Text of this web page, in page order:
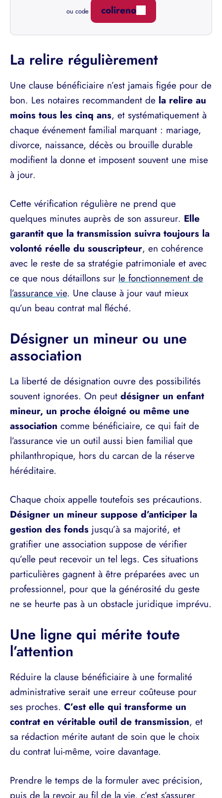
ou code colireno
La relire régulièrement
Une clause bénéficiaire n’est jamais figée pour de
bon. Les notaires recommandent de la relire au
moins tous les cinq ans, et systématiquement à
chaque événement familial marquant : mariage,
divorce, naissance, décès ou brouille durable
modifient la donne et imposent souvent une mise
à jour.
Cette vérification régulière ne prend que
quelques minutes auprès de son assureur. Elle
garantit que la transmission suivra toujours la
volonté réelle du souscripteur, en cohérence
avec le reste de sa stratégie patrimoniale et avec
ce que nous détaillons sur le fonctionnement de
l’assurance vie. Une clause à jour vaut mieux
qu’un beau contrat mal fléché.
Désigner un mineur ou une
association
La liberté de désignation ouvre des possibilités
souvent ignorées. On peut désigner un enfant
mineur, un proche éloigné ou même une
association comme bénéficiaire, ce qui fait de
l’assurance vie un outil aussi bien familial que
philanthropique, hors du carcan de la réserve
héréditaire.
Chaque choix appelle toutefois ses précautions.
Désigner un mineur suppose d’anticiper la
gestion des fonds jusqu’à sa majorité, et
gratifier une association suppose de vérifier
qu’elle peut recevoir un tel legs. Ces situations
particulières gagnent à être préparées avec un
professionnel, pour que la générosité du geste
ne se heurte pas à un obstacle juridique imprévu.
Une ligne qui mérite toute
l’attention
Réduire la clause bénéficiaire à une formalité
administrative serait une erreur coûteuse pour
ses proches. C’est elle qui transforme un
contrat en véritable outil de transmission, et
sa rédaction mérite autant de soin que le choix
du contrat lui-même, voire davantage.
Prendre le temps de la formuler avec précision,